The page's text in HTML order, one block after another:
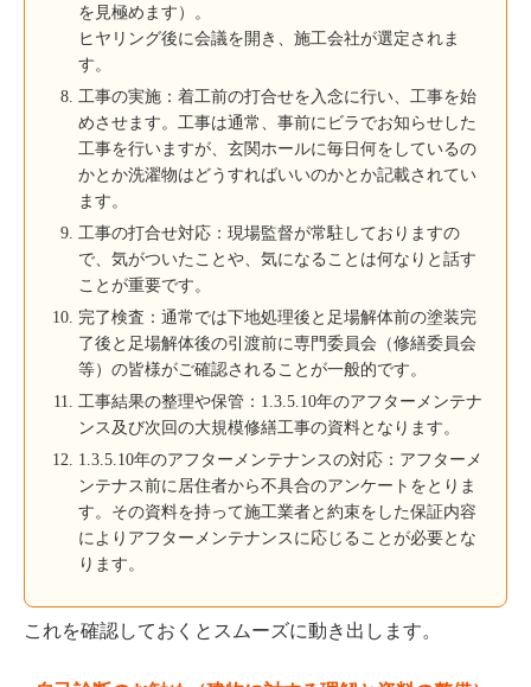
を見極めます）。
ヒヤリング後に会議を開き、施工会社が選定されま
す。
工事の実施：着工前の打合せを入念に行い、工事を始
めさせます。工事は通常、事前にビラでお知らせした
工事を行いますが、玄関ホールに毎日何をしているの
かとか洗濯物はどうすればいいのかとか記載されてい
ます。
工事の打合せ対応：現場監督が常駐しておりますの
で、気がついたことや、気になることは何なりと話す
ことが重要です。
完了検査：通常では下地処理後と足場解体前の塗装完
了後と足場解体後の引渡前に専門委員会（修繕委員会
等）の皆様がご確認されることが一般的です。
工事結果の整理や保管：1.3.5.10年のアフターメンテナ
ンス及び次回の大規模修繕工事の資料となります。
1.3.5.10年のアフターメンテナンスの対応：アフターメ
ンテナス前に居住者から不具合のアンケートをとりま
す。その資料を持って施工業者と約束をした保証内容
によりアフターメンテナンスに応じることが必要とな
ります。
これを確認しておくとスムーズに動き出します。